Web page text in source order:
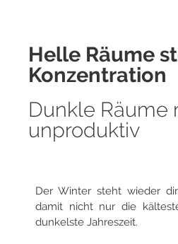
Helle Räume
Konzentration
Dunkle Räume
unproduktiv
Der Winter steht wieder
damit nicht nur die
dunkelste Jahreszeit.